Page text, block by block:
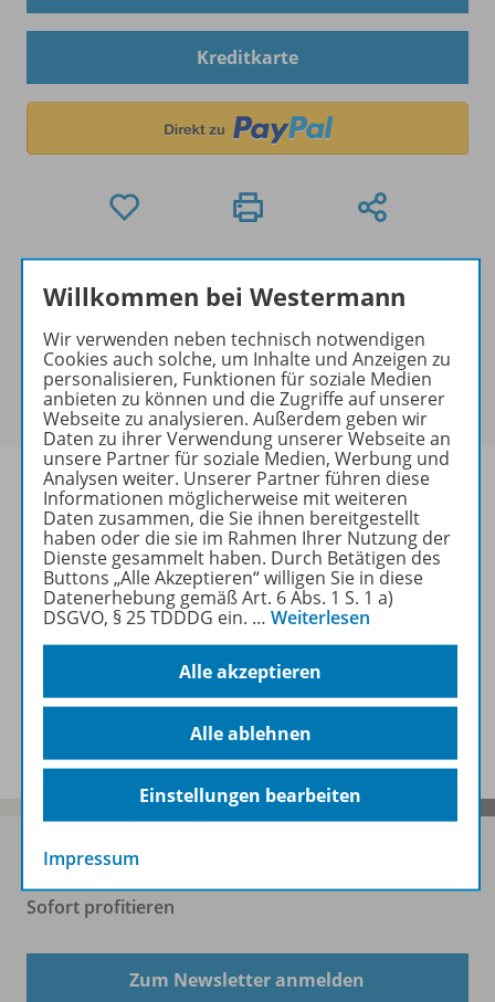
Kreditkarte
Bei Bezahlung über Paypal und Kreditkarte können
keine Sonderkonditionen gewährt werden.
Sie haben ein passendesSpar-Paket?
Um den für Sie gültigen Preis zu sehen,melden Sie
sich bitte an.
Informationen
Weitere Inhalte der Ausgabe
Sofort profitieren
Zum Newsletter anmelden
Willkommen bei Westermann
Wir verwenden neben technisch notwendigen
Cookies auch solche, um Inhalte und Anzeigen zu
personalisieren, Funktionen für soziale Medien
anbieten zu können und die Zugriffe auf unserer
Webseite zu analysieren. Außerdem geben wir
Daten zu ihrer Verwendung unserer Webseite an
unsere Partner für soziale Medien, Werbung und
Analysen weiter. Unserer Partner führen diese
Informationen möglicherweise mit weiteren
Daten zusammen, die Sie ihnen bereitgestellt
haben oder die sie im Rahmen Ihrer Nutzung der
Dienste gesammelt haben. Durch Betätigen des
Buttons „Alle Akzeptieren“ willigen Sie in diese
Datenerhebung gemäß Art. 6 Abs. 1 S. 1 a)
DSGVO, § 25 TDDDG ein. … Weiterlesen
Alle akzeptieren
Alle ablehnen
Einstellungen bearbeiten
Impressum